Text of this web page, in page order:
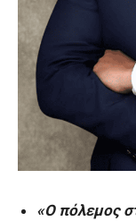
«Ο πόλεμος